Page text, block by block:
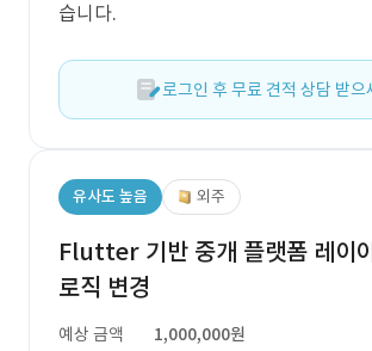
습니다.
로그인 후 무료 견적 상담 받으
유사도 높음 외주
Flutter 기반 중개 플랫폼 레이
로직 변경
예상 금액
1,000,000원